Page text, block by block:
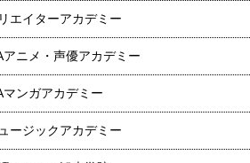
エイターアカデミー
アニメ・声優アカデミー
マンガアカデミー
ージックアカデミー